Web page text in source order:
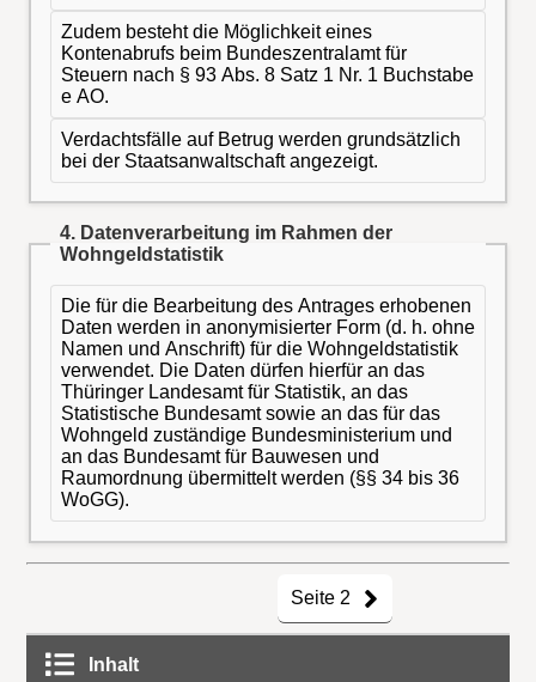
Zudem besteht die Möglichkeit eines
Kontenabrufs beim Bundeszentralamt für
Steuern nach § 93 Abs. 8 Satz 1 Nr. 1 Buchstabe
e AO.
Verdachtsfälle auf Betrug werden grundsätzlich
bei der Staatsanwaltschaft angezeigt.
4. Datenverarbeitung im Rahmen der
Wohngeldstatistik
Die für die Bearbeitung des Antrages erhobenen
Daten werden in anonymisierter Form (d. h. ohne
Namen und Anschrift) für die Wohngeldstatistik
verwendet. Die Daten dürfen hierfür an das
Thüringer Landesamt für Statistik, an das
Statistische Bundesamt sowie an das für das
Wohngeld zuständige Bundesministerium und
an das Bundesamt für Bauwesen und
Raumordnung übermittelt werden (§§ 34 bis 36
WoGG).
Seite 2
Inhalt